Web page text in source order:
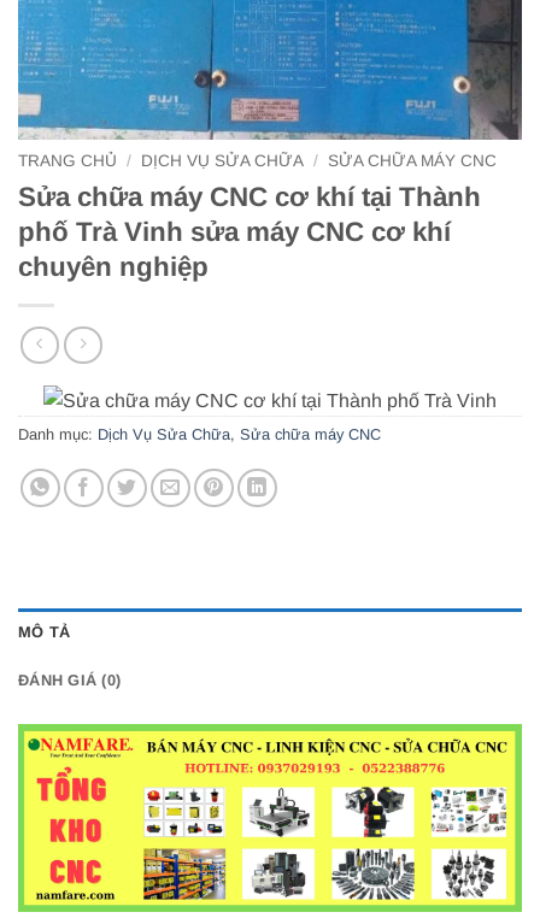
TRANG CHỦ / DỊCH VỤ SỬA CHỮA / SỬA CHỮA MÁY CNC
Sửa chữa máy CNC cơ khí tại Thành
phố Trà Vinh sửa máy CNC cơ khí
chuyên nghiệp
Danh mục: Dịch Vụ Sửa Chữa, Sửa chữa máy CNC
MÔ TẢ
ĐÁNH GIÁ (0)